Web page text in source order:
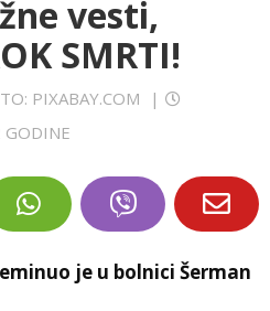
vesti,
SMRTI!
PIXABAY.COM
|
GODINE
je u bolnici Šerman